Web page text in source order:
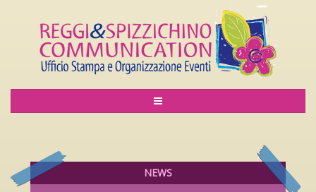
NEWS
06/08/2026
LILIANA CAVANI PREMIO ALLA CARRIERA AL
LUCCA FILM FESTIVAL 2026 DAL 26 SETTEMBRE
AL 4 OTTOBRE